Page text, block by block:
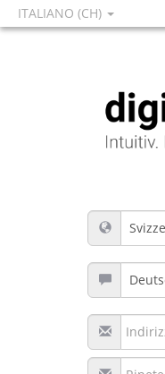
ITALIANO (CH)